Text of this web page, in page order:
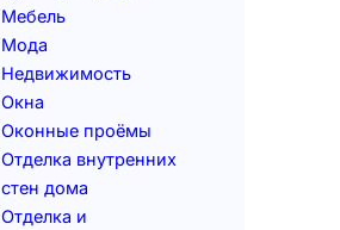
Мебель
Мода
Недвижимость
Окна
Оконные проёмы
Отделка внутренних
стен дома
Отделка и